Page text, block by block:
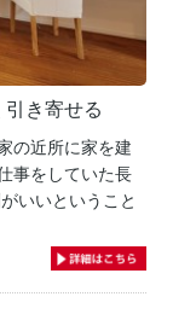
き寄せる
の近所に家を建
事をしていた長
いいということ